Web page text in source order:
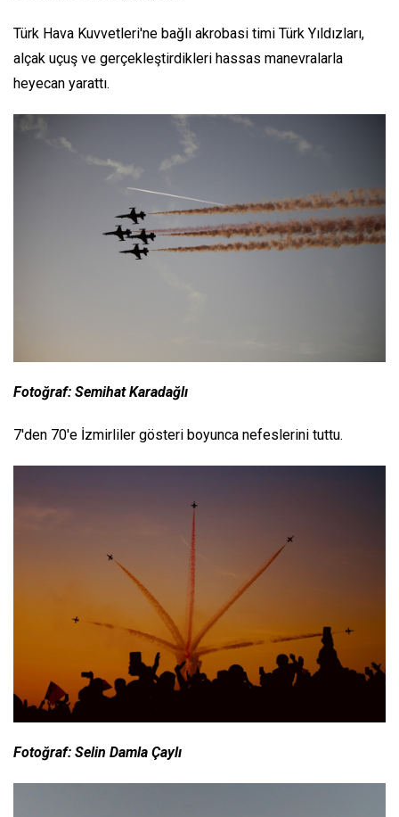
Türk Hava Kuvvetleri'ne bağlı akrobasi timi Türk Yıldızları,
alçak uçuş ve gerçekleştirdikleri hassas manevralarla
heyecan yarattı.
Fotoğraf: Semihat Karadağlı
7'den 70'e İzmirliler gösteri boyunca nefeslerini tuttu.
Fotoğraf: Selin Damla Çaylı